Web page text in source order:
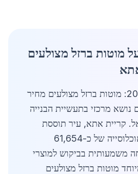
מוטות ברזל מצולעים
מעודכן לאפריל 2026: מוטות ברזל מצולעים מחיר
נושא מרכזי בתעשיית הבנייה
קריית אתא, עיר תוססת
באזור המפרץ עם אוכלוסייה של כ-61,654
משמעותית בביקוש למוצרי
מוטות ברזל מצולעים